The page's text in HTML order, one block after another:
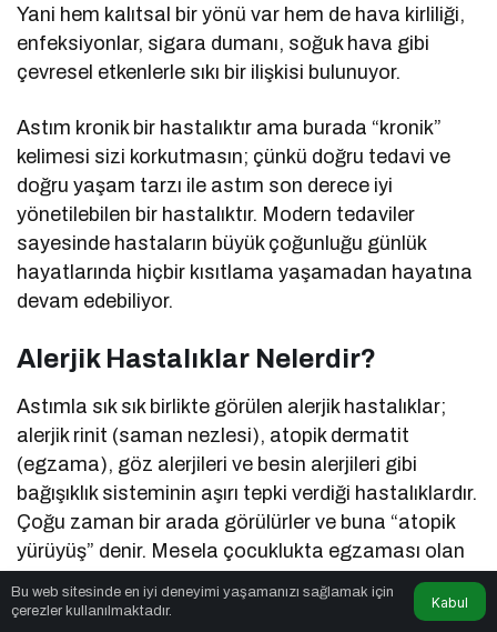
Yani hem kalıtsal bir yönü var hem de hava kirliliği,
enfeksiyonlar, sigara dumanı, soğuk hava gibi
çevresel etkenlerle sıkı bir ilişkisi bulunuyor.
Astım kronik bir hastalıktır ama burada “kronik”
kelimesi sizi korkutmasın; çünkü doğru tedavi ve
doğru yaşam tarzı ile astım son derece iyi
yönetilebilen bir hastalıktır. Modern tedaviler
sayesinde hastaların büyük çoğunluğu günlük
hayatlarında hiçbir kısıtlama yaşamadan hayatına
devam edebiliyor.
Alerjik Hastalıklar Nelerdir?
Astımla sık sık birlikte görülen alerjik hastalıklar;
alerjik rinit (saman nezlesi), atopik dermatit
(egzama), göz alerjileri ve besin alerjileri gibi
bağışıklık sisteminin aşırı tepki verdiği hastalıklardır.
Çoğu zaman bir arada görülürler ve buna “atopik
yürüyüş” denir. Mesela çocuklukta egzaması olan
bir kişinin ilerleyen yaşlarda alerjik rinit veya alerjik
astım geliştirme ihtimali daha yüksektir.
Bu web sitesinde en iyi deneyimi yaşamanızı sağlamak için
çerezler kullanılmaktadır.
Kabul